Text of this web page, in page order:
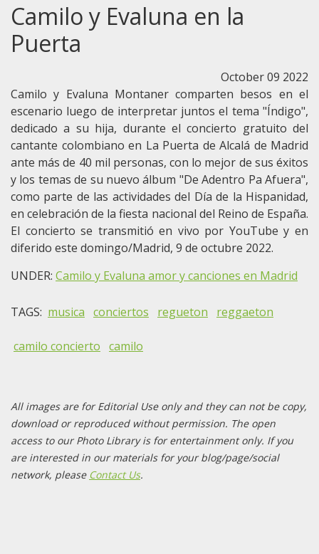
Camilo y Evaluna en la
Puerta
October 09 2022
Camilo y Evaluna Montaner comparten besos en el
escenario luego de interpretar juntos el tema "Índigo",
dedicado a su hija, durante el concierto gratuito del
cantante colombiano en La Puerta de Alcalá de Madrid
ante más de 40 mil personas, con lo mejor de sus éxitos
y los temas de su nuevo álbum "De Adentro Pa Afuera",
como parte de las actividades del Día de la Hispanidad,
en celebración de la fiesta nacional del Reino de España.
El concierto se transmitió en vivo por YouTube y en
diferido este domingo/Madrid, 9 de octubre 2022.
UNDER: Camilo y Evaluna amor y canciones en Madrid
TAGS: musica conciertos regueton reggaeton
camilo concierto camilo
All images are for Editorial Use only and they can not be copy,
download or reproduced without permission. The open
access to our Photo Library is for entertainment only. If you
are interested in our materials for your blog/page/social
network, please Contact Us.